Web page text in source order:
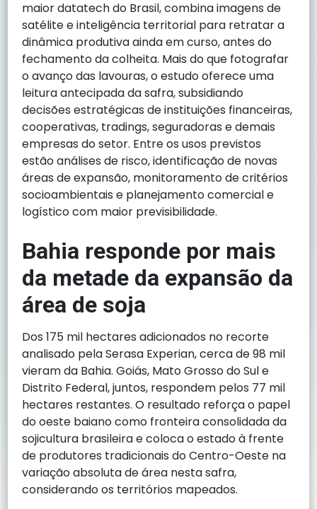
maior datatech do Brasil, combina imagens de
satélite e inteligência territorial para retratar a
dinâmica produtiva ainda em curso, antes do
fechamento da colheita. Mais do que fotografar
o avanço das lavouras, o estudo oferece uma
leitura antecipada da safra, subsidiando
decisões estratégicas de instituições financeiras,
cooperativas, tradings, seguradoras e demais
empresas do setor. Entre os usos previstos
estão análises de risco, identificação de novas
áreas de expansão, monitoramento de critérios
socioambientais e planejamento comercial e
logístico com maior previsibilidade.
Bahia responde por mais
da metade da expansão da
área de soja
Dos 175 mil hectares adicionados no recorte
analisado pela Serasa Experian, cerca de 98 mil
vieram da Bahia. Goiás, Mato Grosso do Sul e
Distrito Federal, juntos, respondem pelos 77 mil
hectares restantes. O resultado reforça o papel
do oeste baiano como fronteira consolidada da
sojicultura brasileira e coloca o estado à frente
de produtores tradicionais do Centro-Oeste na
variação absoluta de área nesta safra,
considerando os territórios mapeados.